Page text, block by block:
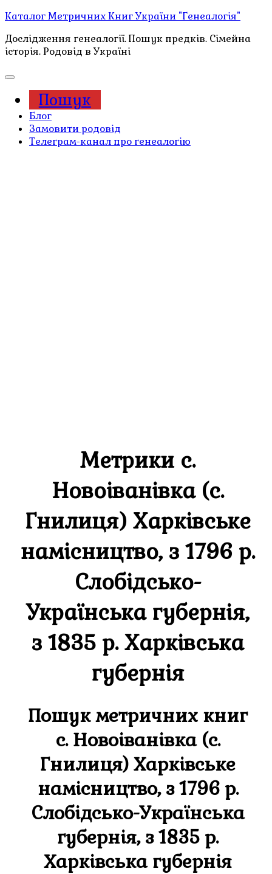
Каталог Метричних Книг України "Генеалогія"
Дослідження генеалогії. Пошук предків. Сімейна
історія. Родовід в Україні
Пошук
Блог
Замовити родовід
Телеграм-канал про генеалогію
Метрики с.
Новоіванівка (с.
Гнилиця) Харківське
намісництво, з 1796 р.
Слобідсько-
Українська губернія,
з 1835 р. Харківська
губернія
Пошук метричних книг
с. Новоіванівка (с.
Гнилиця) Харківське
намісництво, з 1796 р.
Слобідсько-Українська
губернія, з 1835 р.
Харківська губернія